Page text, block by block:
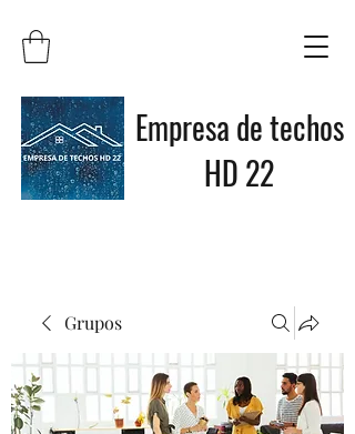
Empresa de techos
HD 22
Grupos